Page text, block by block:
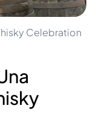
Celebration